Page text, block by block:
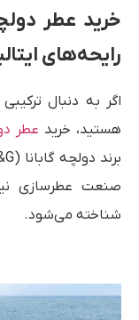
رایحه‌های
اگر به دنبال
هستید، خرید عطر
صنعت عطرسازی
شناخته می‌شود.